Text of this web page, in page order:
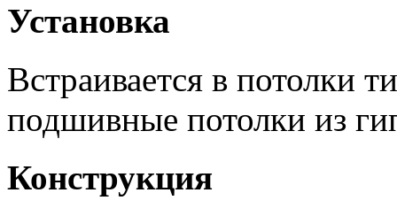
Установка
Встраивается в потолки
подшивные потолки из
Конструкция